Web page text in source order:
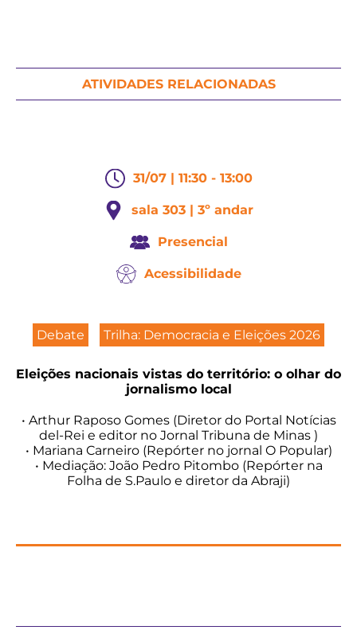
ATIVIDADES RELACIONADAS
31/07 | 11:30 - 13:00
sala 303 | 3º andar
Presencial
Acessibilidade
Debate Trilha: Democracia e Eleições 2026
Eleições nacionais vistas do território: o olhar do
jornalismo local
• Arthur Raposo Gomes (Diretor do Portal Notícias
del-Rei e editor no Jornal Tribuna de Minas )
• Mariana Carneiro (Repórter no jornal O Popular)
• Mediação: João Pedro Pitombo (Repórter na
Folha de S.Paulo e diretor da Abraji)